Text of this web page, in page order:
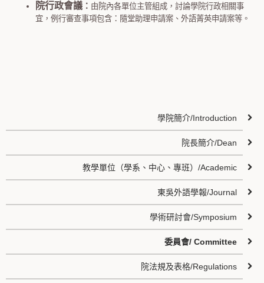
院行政會議 ： 由院內各單位主管組成，討論學院行政相關事
宜，例行審查事項包含：隨堂助理申請案、外語菁英申請案等。
學院簡介/Introduction
院長簡介/Dean
教學單位（學系、中心、專班）/Academic
東吳外語學報/Journal
學術研討會/Symposium
委員會/ Committee
院法規及表格/Regulations